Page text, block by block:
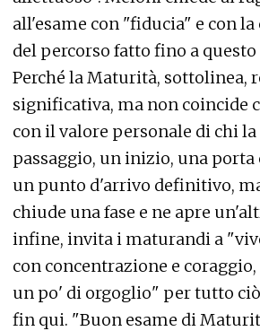
all'esame con "fiducia" e con
del percorso fatto fino a
Perché la Maturità, sottolinea,
significativa, ma non coincide
con il valore personale di chi
passaggio, un inizio, una porta
un punto d'arrivo definitivo,
chiude una fase e ne apre
infine, invita i maturandi a
con concentrazione e
un po' di orgoglio" per tutto
fin qui. "Buon esame di